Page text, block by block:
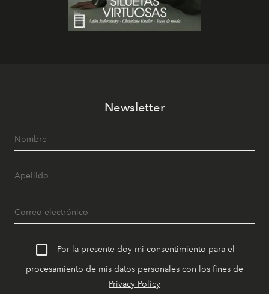
Newsletter
Por la presente doy mi consentimiento para el
procesamiento de mis datos personales con los fines de
Privacy Policy